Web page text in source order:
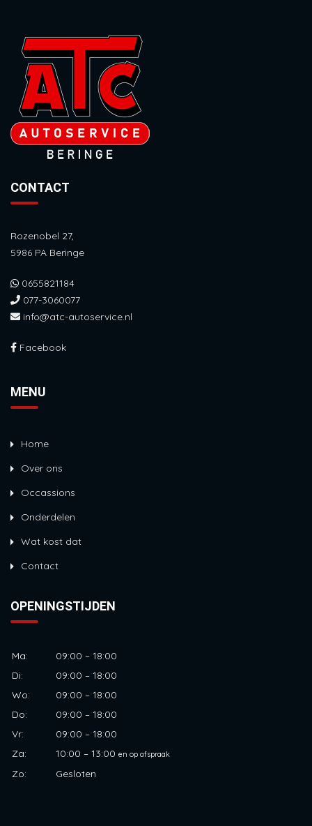
CONTACT
Rozenobel 27,
5986 PA Beringe
0655821184
077-3060077
info@atc-autoservice.nl
Facebook
MENU
Home
Over ons
Occassions
Onderdelen
Wat kost dat
Contact
OPENINGSTIJDEN
Ma:
09:00 – 18:00
Di:
09:00 – 18:00
Wo:
09:00 – 18:00
Do:
09:00 – 18:00
Vr:
09:00 – 18:00
Za:
10:00 – 13:00 en op afspraak
Zo: Gesloten